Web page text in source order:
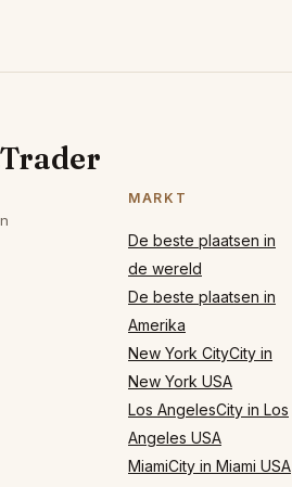
MARKT
De beste plaatsen in
de wereld
De beste plaatsen in
Amerika
New York CityCity in
New York USA
Los AngelesCity in Los
Angeles USA
MiamiCity in Miami USA